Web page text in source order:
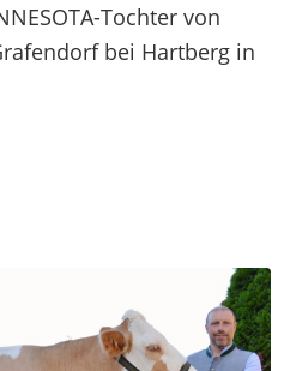
Tochter von
bei Hartberg in